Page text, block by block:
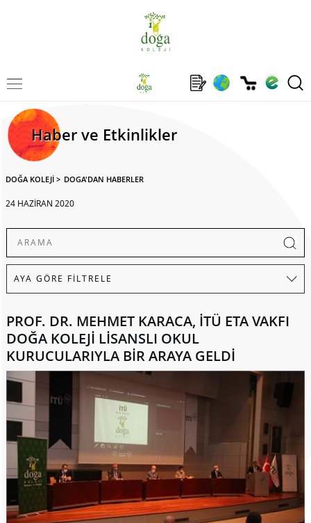
Haber ve Etkinlikler
DOĞA KOLEJİ > DOGA'DAN HABERLER
24 HAZİRAN 2020
PROF. DR. MEHMET KARACA, İTÜ ETA VAKFI
DOĞA KOLEJİ LİSANSLI OKUL
KURUCULARIYLA BİR ARAYA GELDİ